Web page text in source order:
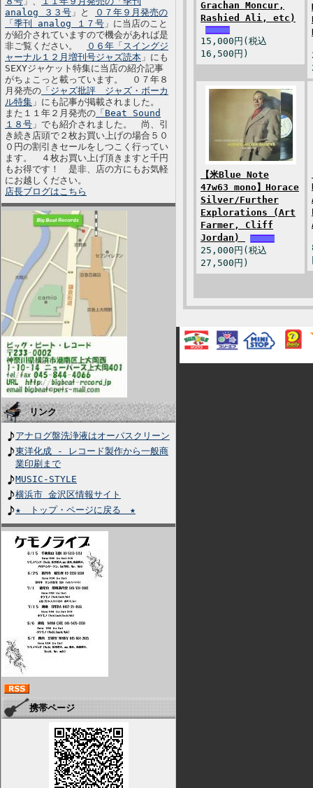
analog ３３号 」と
０７年９月発売の
「季刊 analog １７号 」に当店のこと
が紹介されていますので機会があれば是
非ご覧ください。
０６年「スイングジ
ャーナル１２月増刊号ジャズ読本 」にも
SEXYジャケット特集に当店の紹介記事
がちょこっと載っています。 ０７年８
月発売の 「ジャズ批評 ジャズ・ボーカ
ル特集 」にも記事が掲載されました。
また１１年２月発売の 「Beat Sound
１８号 」でも紹介されました。 尚、引
き続き店頭で２枚お買い上げの場合５０
０円の割引きセールをしつこく行ってい
ます。 ４枚お買い上げ頂きますと千円
もお得です！ 是非、店の方にもお気軽
にお越しください。
店長ブログはこちら
リンク
アナログ盤洗浄液はオーパスクリーン
東洋化成 - レコード製作から一般商
業印刷まで
MUSIC-STYLE
横浜市 金沢区情報サイト
★ トップ・ページに戻る ★
携帯ページ
Grachan Moncur,
Rashied Ali, etc)
15,000円(税込
16,500円)
【米Blue Note
47w63 mono】Horace
Silver/Further
Explorations (Art
Farmer, Cliff
Jordan)
25,000円(税込
27,500円)